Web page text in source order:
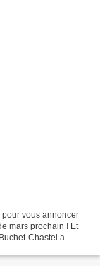
vous annoncer
mars prochain ! Et
Chastel a